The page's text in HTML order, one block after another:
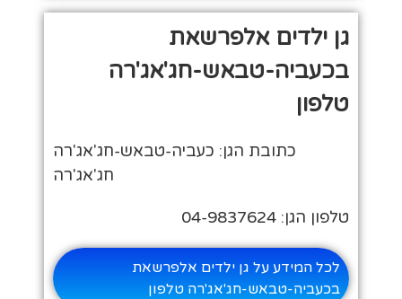
גן ילדים אלפרשאת
בכעביה-טבאש-חג'אג'רה
טלפון
כתובת הגן: כעביה-טבאש-חג'אג'רה
חג'אג'רה
טלפון הגן: 04-9837624
לכל המידע על גן ילדים אלפרשאת
בכעביה-טבאש-חג'אג'רה טלפון